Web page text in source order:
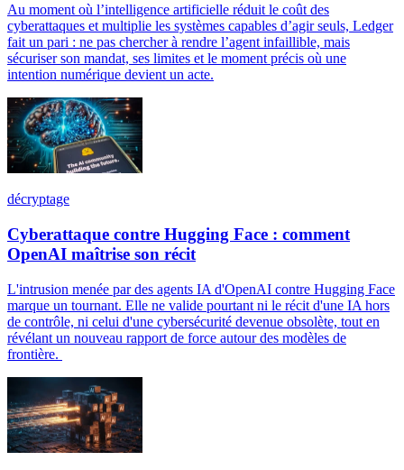
Au moment où l’intelligence artificielle réduit le coût des
cyberattaques et multiplie les systèmes capables d’agir seuls, Ledger
fait un pari : ne pas chercher à rendre l’agent infaillible, mais
sécuriser son mandat, ses limites et le moment précis où une
intention numérique devient un acte.
décryptage
Cyberattaque contre Hugging Face : comment
OpenAI maîtrise son récit
L'intrusion menée par des agents IA d'OpenAI contre Hugging Face
marque un tournant. Elle ne valide pourtant ni le récit d'une IA hors
de contrôle, ni celui d'une cybersécurité devenue obsolète, tout en
révélant un nouveau rapport de force autour des modèles de
frontière.